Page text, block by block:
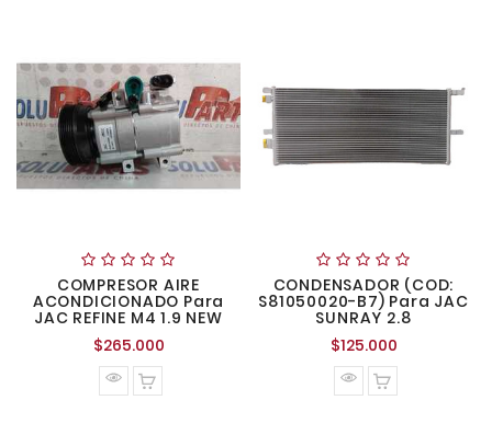
COMPRESOR AIRE
ACONDICIONADO Para
JAC REFINE M4 1.9 NEW
$265.000Precio
CONDENSADOR (COD:
S81050020-B7) Para JAC
SUNRAY 2.8
$125.000Precio
normal